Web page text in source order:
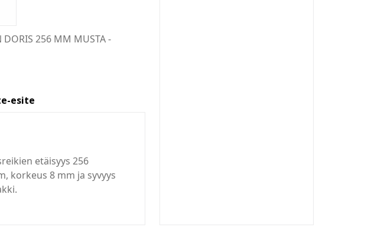
esite
etäisyys 256
korkeus 8 mm ja syvyys